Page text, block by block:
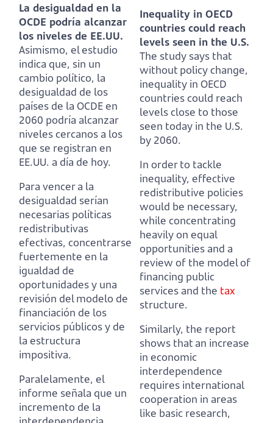
La desigualdad en la
OCDE podría alcanzar
los niveles de EE.UU.
Asimismo, el estudio
indica que, sin un
cambio político, la
desigualdad de los
países de la OCDE en
2060 podría alcanzar
niveles cercanos a los
que se registran en
EE.UU. a día de hoy.
Para vencer a la
desigualdad serían
necesarias políticas
redistributivas
efectivas, concentrarse
fuertemente en la
igualdad de
oportunidadesy una
revisión del modelo de
financiación de los
servicios públicos y de
la estructura
impositiva.
Paralelamente, el
informe señala que un
incremento de la
Inequality in OECD
countries could reach
levels seen in the U.S.
The study says that
without policy change,
inequality in OECD
countriescould reach
levels close to those
seen today in the U.S.
by 2060.
In order to tackle
inequality, effective
redistributive policies
would be necessary,
while concentrating
heavily on equal
opportunities and a
review of the model of
financing public
services and the tax
structure.
Similarly, the report
shows that an increase
in economic
interdependence
requires international
cooperation in areas
like basic research,